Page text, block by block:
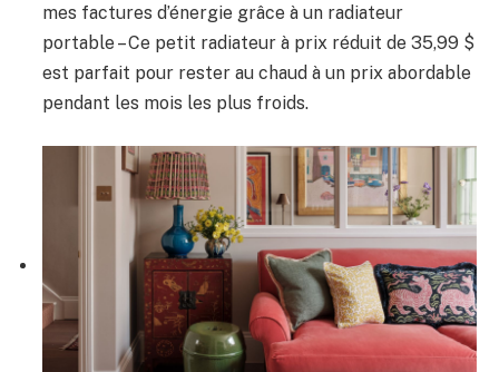
mes factures d’énergie grâce à un radiateur
portable – Ce petit radiateur à prix réduit de 35,99 $
est parfait pour rester au chaud à un prix abordable
pendant les mois les plus froids.